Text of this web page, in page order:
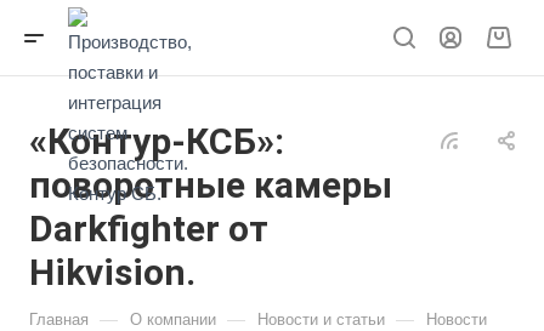
«Контур-КСБ»:
поворотные камеры
Darkfighter от
Hikvision.
Главная — О компании — Новости и статьи — Новости